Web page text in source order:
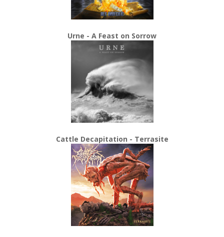
Urne - A Feast on Sorrow
Cattle Decapitation - Terrasite